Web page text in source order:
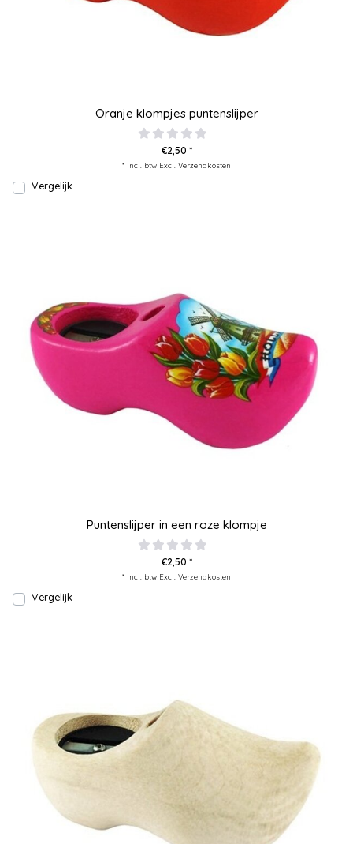
Oranje klompjes puntenslijper
€2,50 *
* Incl. btw Excl. Verzendkosten
Vergelijk
Puntenslijper in een roze klompje
€2,50 *
* Incl. btw Excl. Verzendkosten
Vergelijk